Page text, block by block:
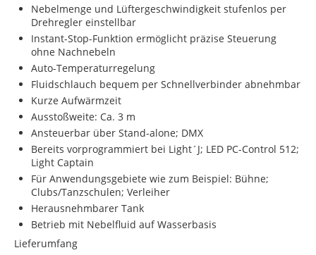
Nebelmenge und Lüftergeschwindigkeit stufenlos per
Drehregler einstellbar
Instant-Stop-Funktion ermöglicht präzise Steuerung
ohne Nachnebeln
Auto-Temperaturregelung
Fluidschlauch bequem per Schnellverbinder abnehmbar
Kurze Aufwärmzeit
Ausstoßweite: Ca. 3 m
Ansteuerbar über Stand-alone; DMX
Bereits vorprogrammiert bei Light´J; LED PC-Control 512;
Light Captain
Für Anwendungsgebiete wie zum Beispiel: Bühne;
Clubs/Tanzschulen; Verleiher
Herausnehmbarer Tank
Betrieb mit Nebelfluid auf Wasserbasis
Lieferumfang